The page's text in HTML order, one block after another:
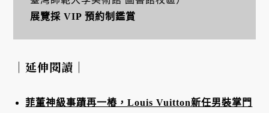
展覽採 VIP 預約制鑑賞
｜延伸閱讀｜
菲董神級事蹟再一樁，Louis Vuitton新任男裝掌門